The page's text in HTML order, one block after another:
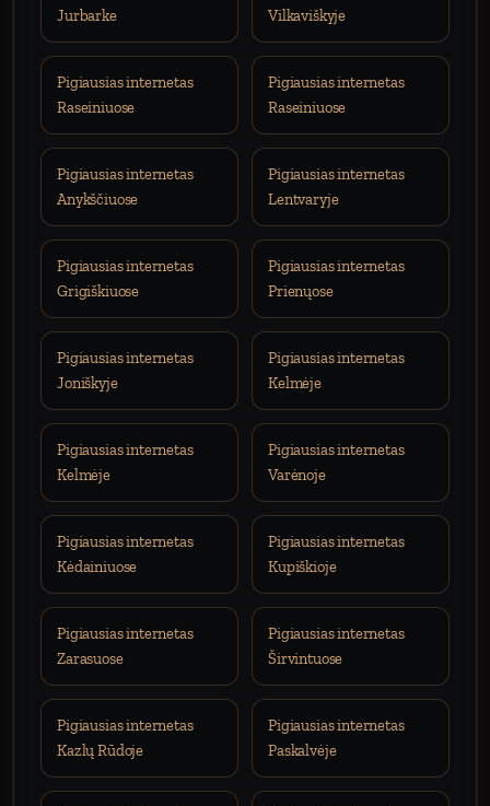
Jurbarke Vilkaviškyje
Pigiausias internetas
Raseiniuose
Pigiausias internetas
Raseiniuose
Pigiausias internetas
Anykščiuose
Pigiausias internetas
Lentvaryje
Pigiausias internetas
Grigiškiuose
Pigiausias internetas
Prienųose
Pigiausias internetas
Joniškyje
Pigiausias internetas
Kelmėje
Pigiausias internetas
Kelmėje
Pigiausias internetas
Varėnoje
Pigiausias internetas
Kėdainiuose
Pigiausias internetas
Kupiškioje
Pigiausias internetas
Zarasuose
Pigiausias internetas
Širvintuose
Pigiausias internetas
Kazlų Rūdoje
Pigiausias internetas
Paskalvėje